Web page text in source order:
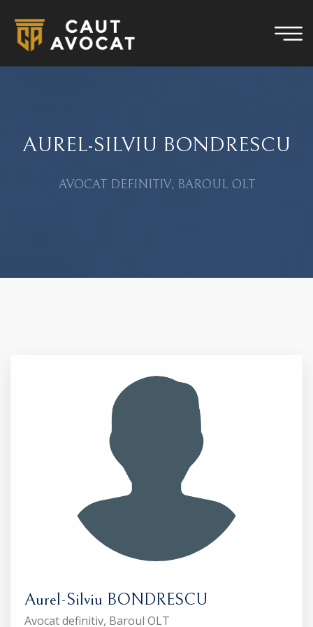
AUREL-SILVIU BONDRESCU
AVOCAT DEFINITIV, BAROUL OLT
Aurel-Silviu BONDRESCU
Avocat definitiv, Baroul OLT